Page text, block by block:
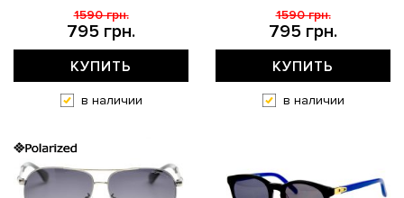
795 грн.
1590 грн.
КУПИТЬ
в наличии
795 грн.
1590 грн.
КУПИТЬ
в наличии